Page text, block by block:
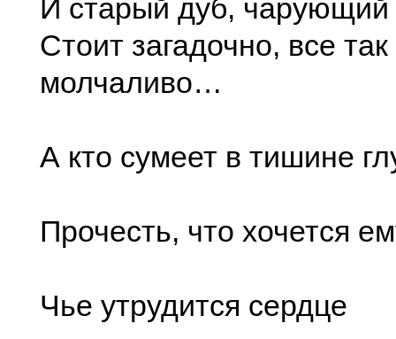
И старый дуб, чарующий
Стоит загадочно, все
молчаливо…
А кто сумеет в тишине
Прочесть, что хочется
Чье утрудится сердце